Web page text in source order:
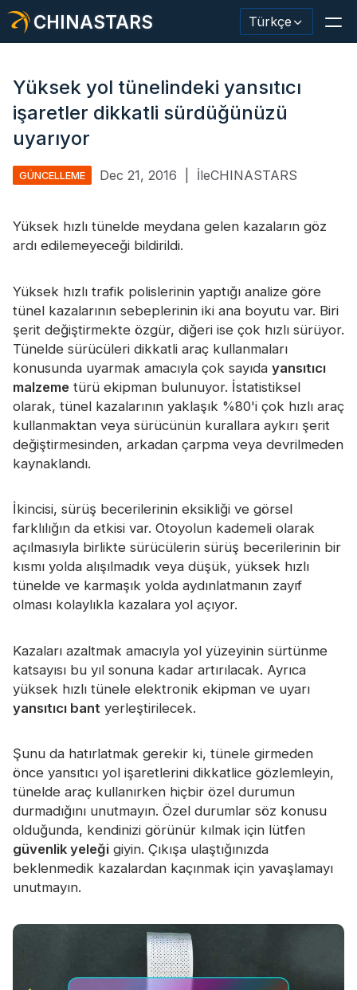
CHINASTARS Türkçe
Yansıtıcı Malzeme / Bant
Moda Yansıtıcı Kumaş
Karanlıkta Parlayan Malzeme
CHINASTARS Hakkında
Yeni ürün
Sertifika
Katalog
Video
Temas etmek
Yüksek yol tünelindeki yansıtıcı
işaretler dikkatli sürdüğünüzü
uyarıyor
GÜNCELLEME Dec 21, 2016 İleCHINASTARS
Yüksek hızlı tünelde meydana gelen kazaların göz
ardı edilemeyeceği bildirildi.
Yüksek hızlı trafik polislerinin yaptığı analize göre
tünel kazalarının sebeplerinin iki ana boyutu var. Biri
şerit değiştirmekte özgür, diğeri ise çok hızlı sürüyor.
Tünelde sürücüleri dikkatli araç kullanmaları
konusunda uyarmak amacıyla çok sayıda yansıtıcı
malzeme türü ekipman bulunuyor. İstatistiksel
olarak, tünel kazalarının yaklaşık %80'i çok hızlı araç
kullanmaktan veya sürücünün kurallara aykırı şerit
değiştirmesinden, arkadan çarpma veya devrilmeden
kaynaklandı.
İkincisi, sürüş becerilerinin eksikliği ve görsel
farklılığın da etkisi var. Otoyolun kademeli olarak
açılmasıyla birlikte sürücülerin sürüş becerilerinin bir
kısmı yolda alışılmadık veya düşük, yüksek hızlı
tünelde ve karmaşık yolda aydınlatmanın zayıf
olması kolaylıkla kazalara yol açıyor.
Kazaları azaltmak amacıyla yol yüzeyinin sürtünme
katsayısı bu yıl sonuna kadar artırılacak. Ayrıca
yüksek hızlı tünele elektronik ekipman ve uyarı
yansıtıcı bant yerleştirilecek.
Şunu da hatırlatmak gerekir ki, tünele girmeden
önce yansıtıcı yol işaretlerini dikkatlice gözlemleyin,
tünelde araç kullanırken hiçbir özel durumun
durmadığını unutmayın. Özel durumlar söz konusu
olduğunda, kendinizi görünür kılmak için lütfen
güvenlik yeleği giyin. Çıkışa ulaştığınızda
beklenmedik kazalardan kaçınmak için yavaşlamayı
unutmayın.